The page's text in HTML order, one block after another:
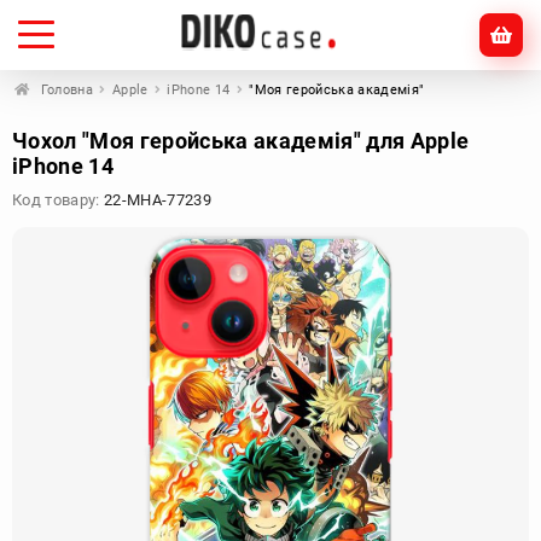
Головна Apple iPhone 14 "Моя геройська академія"
Чохол "Моя геройська академія" для Apple
iPhone 14
Код товару: 22-MHA-77239